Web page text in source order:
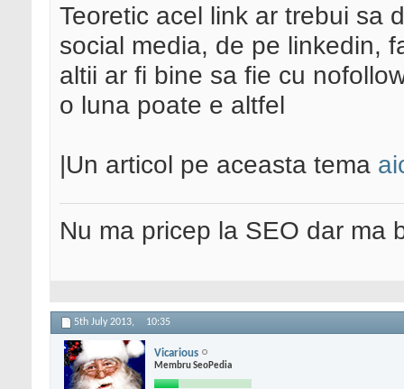
Teoretic acel link ar trebui sa
social media, de pe linkedin,
altii ar fi bine sa fie cu
o luna poate e altfel
|Un articol pe aceasta tema
Nu ma pricep la SEO dar ma
5th July 2013, 10:35
Vicarious
Membru SeoPedia